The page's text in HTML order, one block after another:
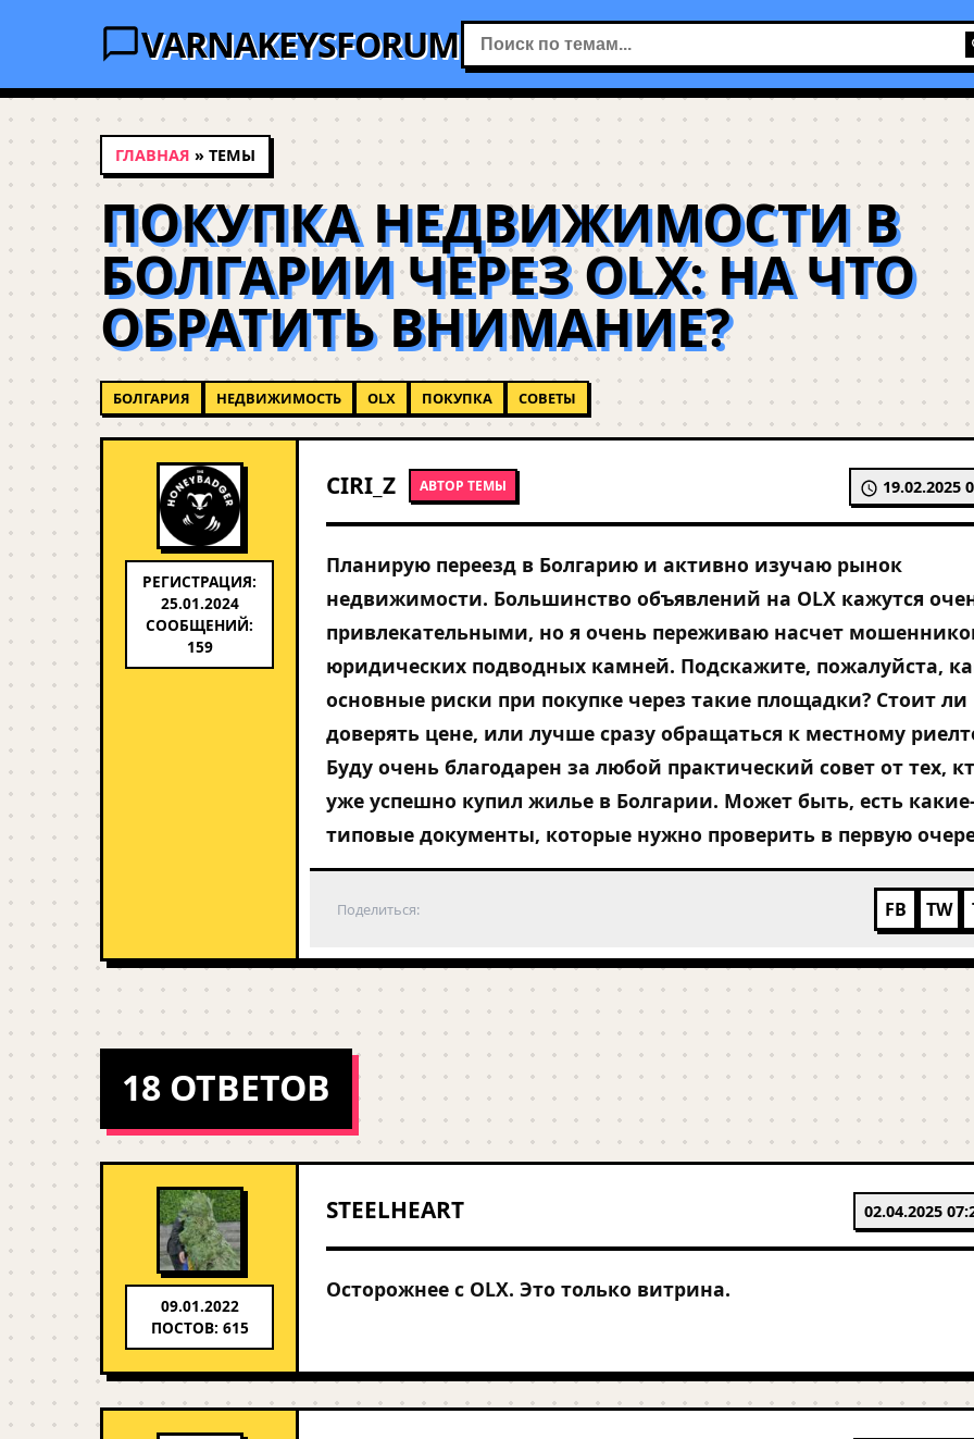
VARNAKEYSFORUM
ГЛАВНАЯ » ТЕМЫ
ПОКУПКА НЕДВИЖИМОСТИ В
БОЛГАРИИ ЧЕРЕЗ OLX: НА ЧТО
ОБРАТИТЬ ВНИМАНИЕ?
БОЛГАРИЯ НЕДВИЖИМОСТЬ OLX ПОКУПКА СОВЕТЫ
РЕГИСТРАЦИЯ:
25.01.2024
СООБЩЕНИЙ:
159
CIRI_Z АВТОР ТЕМЫ 19.02.2025
Планирую переезд в Болгарию и активно изучаю рынок
недвижимости. Большинство объявлений на OLX кажутся
привлекательными, но я очень переживаю насчет
юридических подводных камней. Подскажите, пожалуйста,
основные риски при покупке через такие площадки? Стоит ли
доверять цене, или лучше сразу обращаться к местному
Буду очень благодарен за любой практический совет от тех,
уже успешно купил жилье в Болгарии. Может быть, есть
типовые документы, которые нужно проверить в первую
Поделиться: FB TW
18 ОТВЕТОВ
09.01.2022
ПОСТОВ: 615
STEELHEART 02.04.2025
Осторожнее с OLX. Это только витрина.